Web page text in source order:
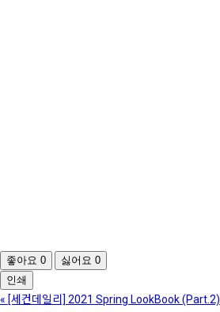
좋아요 0 싫어요 0
인쇄
« [세컨데일리] 2021 Spring LookBook (Part.2)